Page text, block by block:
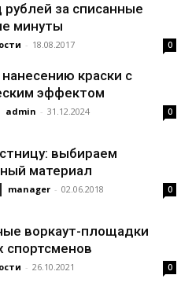
за списанные
минуты
- 18.08.2017 0
краски с
эффектом
admin - 31.12.2024 0
выбираем
материал
manager - 02.06.2018 0
воркаут-площадки
- 26.10.2021 0